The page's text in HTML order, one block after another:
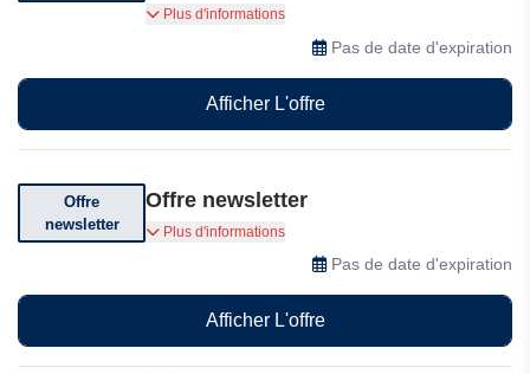
Bénéficiez de réductions exclusives sur GearUP.
Plus d'informations
Pas de date d'expiration
Afficher L'offre
Offre
newsletter
Offre newsletter
Abonnez-vous pour recevoir des offres
exceptionnelles sur GearUP.
Plus d'informations
Pas de date d'expiration
Afficher L'offre